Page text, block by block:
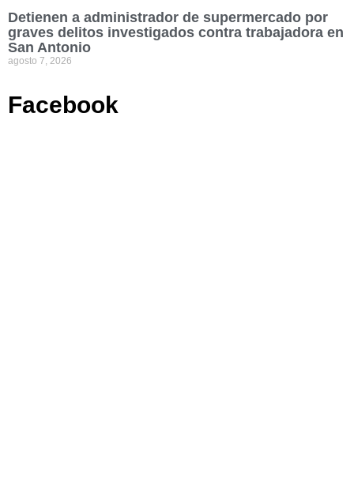
Detienen a administrador de supermercado por
graves delitos investigados contra trabajadora en
San Antonio
agosto 7, 2026
Facebook